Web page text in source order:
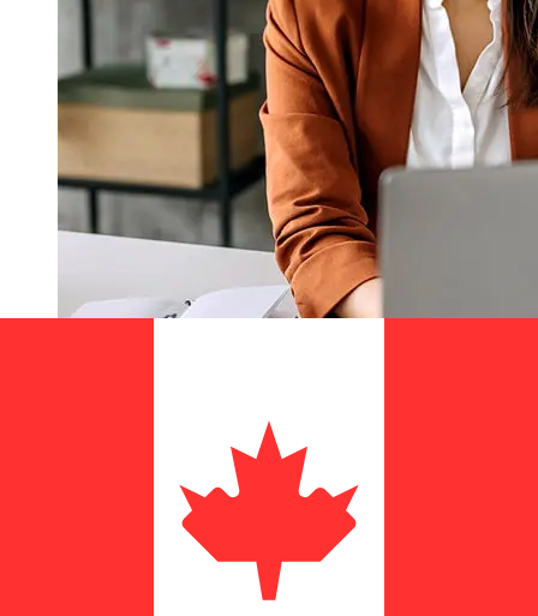
تختلف أوقات التسليم للتحويلات الدولية مع Bank of China من
أستراليا إلى كندا بناءً على طريقة الدفع وتوقيت المعاملة. عادةً ما